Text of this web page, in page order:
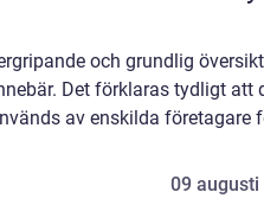
och grundlig
Det förklaras tydligt att
av enskilda företagare
09 augusti